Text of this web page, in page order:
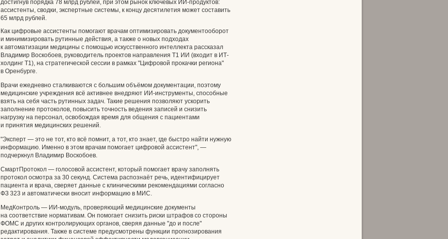
достигнув порядка 78 млрд рублей, при этом рынок ключевых ИИ-продуктов:
ассистенты, сводки, экспертные системы, к концу десятилетия может составить
65 млрд рублей.
Как цифровые ассистенты помогают врачам оптимизировать документооборот
и минимизировать рутинные действия, а также о новых подходах
к автоматизации медицины с помощью искусственного интеллекта рассказал
Владимир Воскобоев, руководитель проектов направления Т1 ИИ (входит в ИТ-
холдинг Т1), на стратегической сессии в рамках "Цифровой прокачки региона"
в Оренбурге.
Врачи ежедневно сталкиваются с большим объёмом документации, поэтому
медицинские учреждения всё активнее внедряют ИИ-инструменты, способные
взять на себя часть рутинных задач. Такие решения позволяют ускорить
заполнение протоколов, повысить точность ведения записей и снизить
нагрузку на персонал, освобождая время для общения с пациентами
и принятия медицинских решений.
"Эксперт — это не тот, кто всё помнит, а тот, кто знает, где быстро найти нужную
информацию. Именно в этом врачам помогает цифровой ассистент", —
подчеркнул Владимир Воскобоев.
СмартПротокол — голосовой ассистент, который помогает врачу заполнять
протокол осмотра за 30 секунд. Система распознаёт речь, идентифицирует
пациента и врача, сверяет данные с клиническими рекомендациями согласно
ФЗ 323 и автоматически вносит информацию в МИС.
МедКонтроль — ИИ-модуль, проверяющий медицинские документы
на соответствие нормативам. Он помогает снизить риски штрафов со стороны
ФОМС и других контролирующих органов, сверяя данные "до и после"
редактирования. Также в системе предусмотрены функции прогнозирования